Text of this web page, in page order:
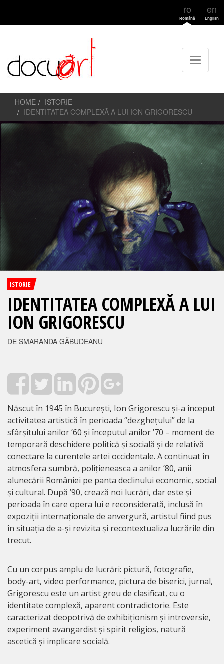
ro
Română
en
English
HOME
ISTORIE
IDENTITATEA COMPLEXĂ A LUI ION GRIGORESCU
ISTORIE
IDENTITATEA COMPLEXĂ A LUI
ION GRIGORESCU
DE SMARANDA GĂBUDEANU
Născut în 1945 în București, Ion Grigorescu și-a început
activitatea artistică în perioada “dezghețului” de la
sfârșitului anilor ’60 și începutul anilor ’70 – moment de
temporară deschidere politică și socială și de relativă
conectare la curentele artei occidentale. A continuat în
atmosfera sumbră, polițieneasca a anilor ’80, anii
alunecării României pe panta declinului economic, social
și cultural. După ’90, crează noi lucrări, dar este și
perioada în care opera lui e reconsiderată, inclusă în
expoziții internaționale de anvergură, artistul fiind pus
în situația de a-și revizita și recontextualiza lucrările din
trecut.
Cu un corpus amplu de lucrări: pictură, fotografie,
body-art, video performance, pictura de biserici, jurnal,
Grigorescu este un artist greu de clasificat, cu o
identitate complexă, aparent contradictorie. Este
caracterizat deopotrivă de exhibiționism și introversie,
experiment avangardist și spirit religios, natură
ascetică și implicare socială.